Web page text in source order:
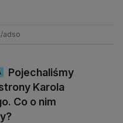
adso
Pojechaliśmy
Karola
Co o nim